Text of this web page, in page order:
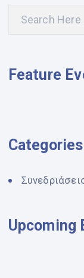
Feature
Categories
Upcoming